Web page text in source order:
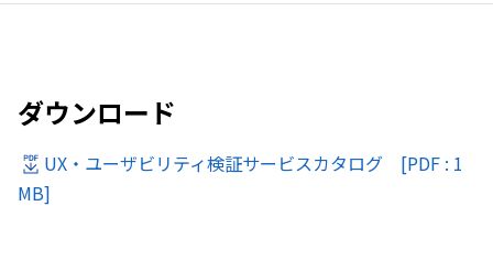
ダウンロード
UX・ユーザビリティ検証サービスカタログ [PDF : 1
MB]